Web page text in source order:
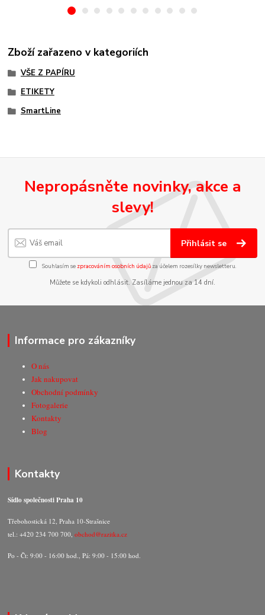
Zboží zařazeno v kategoriích
VŠE Z PAPÍRU
ETIKETY
SmartLine
Nepropásněte novinky, akce a
slevy!
Přihlásit se
Souhlasím se zpracováním osobních údajůza účelem rozesílky newsletteru.
Můžete se kdykoli odhlásit. Zasíláme jednou za 14 dní.
Informace pro zákazníky
O nás
Jak nakupovat
Obchodní podmínky
Fotogalerie
Kontakty
Blog
Kontakty
Sídlo společnosti Praha 10
Třebohostická 12, Praha 10-Strašnice
tel.: +420 234 700 700,obchod@razitka.cz
Po - Čt: 9:00 - 16:00 hod., Pá: 9:00 - 15:00 hod.